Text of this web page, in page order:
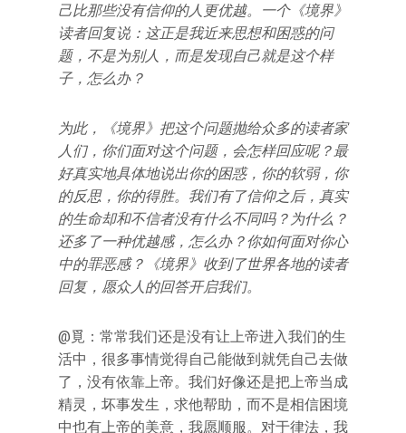
己比那些没有信仰的人更优越。一个《境界》
读者回复说：这正是我近来思想和困惑的问
题，不是为别人，而是发现自己就是这个样
子，怎么办？
为此，《境界》把这个问题抛给众多的读者家
人们，你们面对这个问题，会怎样回应呢？最
好真实地具体地说出你的困惑，你的软弱，你
的反思，你的得胜。我们有了信仰之后，真实
的生命却和不信者没有什么不同吗？为什么？
还多了一种优越感，怎么办？你如何面对你心
中的罪恶感？《境界》收到了世界各地的读者
回复，愿众人的回答开启我们。
@覓：常常我们还是没有让上帝进入我们的生
活中，很多事情觉得自己能做到就凭自己去做
了，没有依靠上帝。我们好像还是把上帝当成
精灵，坏事发生，求他帮助，而不是相信困境
中也有上帝的美意，我愿顺服。对于律法，我